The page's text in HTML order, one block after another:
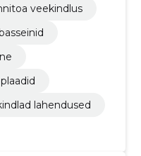
veekindlus
lahendused